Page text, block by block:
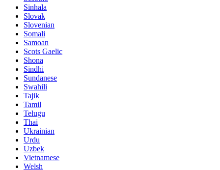
Sinhala
Slovak
Slovenian
Somali
Samoan
Scots Gaelic
Shona
Sindhi
Sundanese
Swahili
Tajik
Tamil
Telugu
Thai
Ukrainian
Urdu
Uzbek
Vietnamese
Welsh